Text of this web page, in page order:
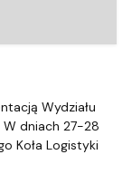
Wydziału
W dniach 27-28
Koła Logistyki